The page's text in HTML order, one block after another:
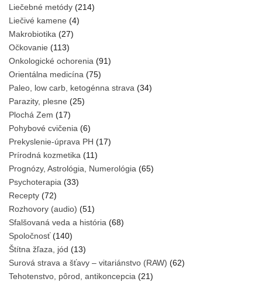
Liečebné metódy (214)
Liečivé kamene (4)
Makrobiotika (27)
Očkovanie (113)
Onkologické ochorenia (91)
Orientálna medicína (75)
Paleo, low carb, ketogénna strava (34)
Parazity, plesne (25)
Plochá Zem (17)
Pohybové cvičenia (6)
Prekyslenie-úprava PH (17)
Prírodná kozmetika (11)
Prognózy, Astrológia, Numerológia (65)
Psychoterapia (33)
Recepty (72)
Rozhovory (audio) (51)
Sfalšovaná veda a história (68)
Spoločnosť(140)
Štítna žľaza, jód (13)
Surová strava a šťavy – vitariánstvo (RAW) (62)
Tehotenstvo, pôrod, antikoncepcia (21)